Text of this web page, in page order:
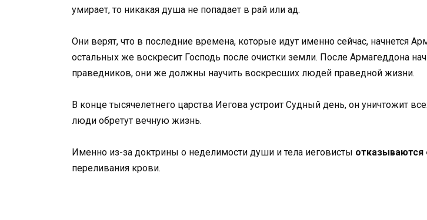
умирает, то никакая душа не попадает в рай или ад.
Они верят, что в последние времена, которые идут именно сейчас, начнется
остальных же воскресит Господь после очистки земли. После Армагеддона
праведников, они же должны научить воскресших людей праведной жизни.
В конце тысячелетнего царства Иегова устроит Судный день, он уничтожит
люди обретут вечную жизнь.
Именно из-за доктрины о неделимости души и тела иеговисты отказываются
переливания крови.